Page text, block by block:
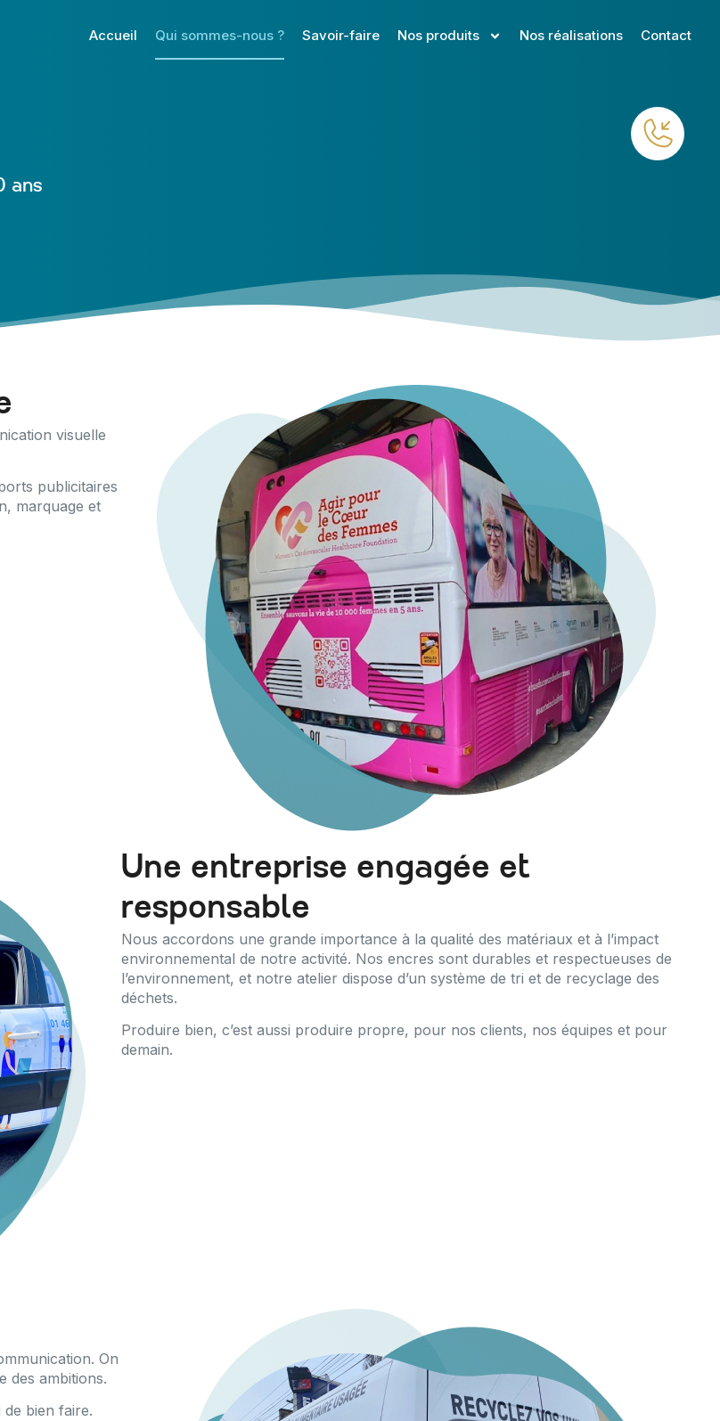
Accueil Qui sommes-nous ? Savoir-faire Nos produits Nos réalisations Contact
ans
visuelle
publicitaires
marquage et
Une entreprise engagée et
responsable
Nous accordons une grande importance à la qualité des matériaux et à l’impact
environnemental de notre activité. Nos encres sont durables et respectueuses de
l’environnement, et notre atelier dispose d’un système de tri et de recyclage des
déchets.
Produire bien, c’est aussi produire propre, pour nos clients, nos équipes et pour
demain.
On
des ambitions.
bien faire.